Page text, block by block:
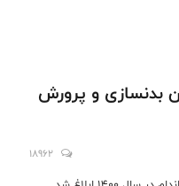
بدنسازی و پرورش
18962